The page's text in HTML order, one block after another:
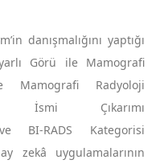
danışmalığını yaptığı
Görü ile Mamografi
Mamografi Radyoloji
İsmi Çıkarımı
BI-RADS Kategorisi
zekâ uygulamalarının